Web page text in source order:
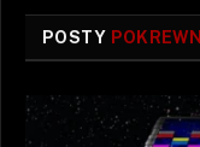
POSTY